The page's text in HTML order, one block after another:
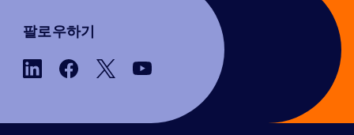
팔로우하기